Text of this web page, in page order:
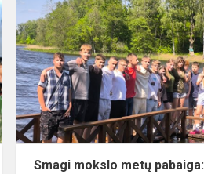
STEAM
veiklų
„Nuo
sėklos
iki
daržovės“
diena
Smagi mokslo metų pabaiga: